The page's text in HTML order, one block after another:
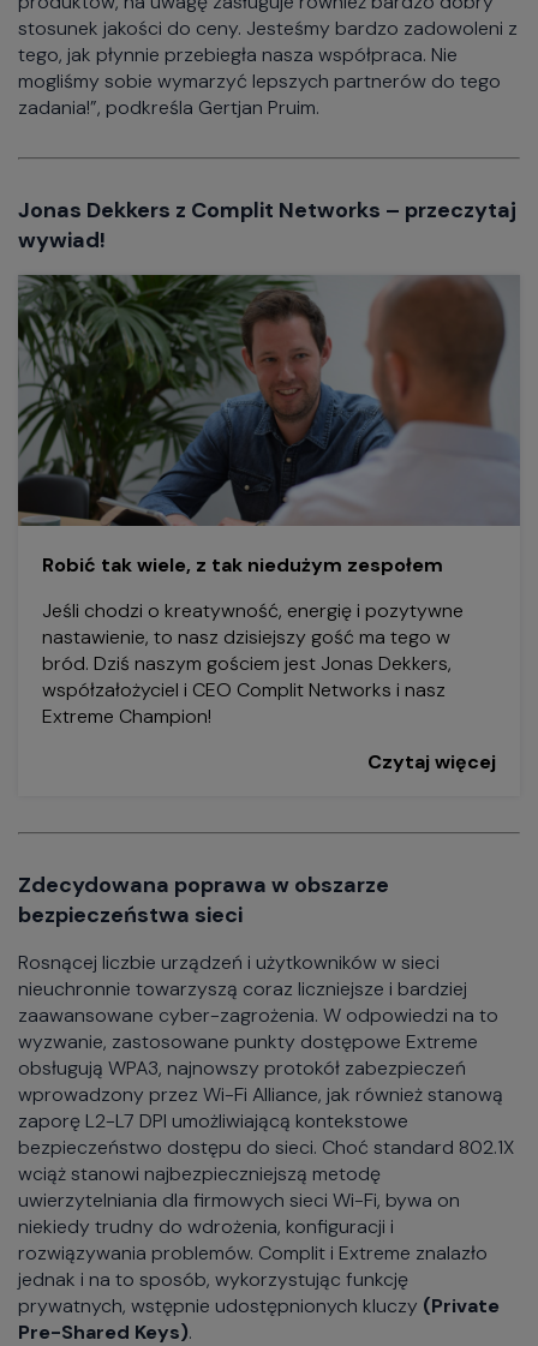
stosunek jakości do ceny. Jesteśmy bardzo zadowoleni z
tego, jak płynnie przebiegła nasza współpraca. Nie
mogliśmy sobie wymarzyć lepszych partnerów do tego
zadania!”, podkreśla Gertjan Pruim.
Jonas Dekkers z Complit Networks – przeczytaj
wywiad!
Robić tak wiele, z tak niedużym zespołem
Jeśli chodzi o kreatywność, energię i pozytywne
nastawienie, to nasz dzisiejszy gość ma tego w
bród. Dziś naszym gościem jest Jonas Dekkers,
współzałożyciel i CEO Complit Networks i nasz
Extreme Champion!
Czytaj więcej
Zdecydowana poprawa w obszarze
bezpieczeństwa sieci
Rosnącej liczbie urządzeń i użytkowników w sieci
nieuchronnie towarzyszą coraz liczniejsze i bardziej
zaawansowane cyber-zagrożenia. W odpowiedzi na to
wyzwanie, zastosowane punkty dostępowe Extreme
obsługują WPA3, najnowszy protokół zabezpieczeń
wprowadzony przez Wi-Fi Alliance, jak również stanową
zaporę L2-L7 DPI umożliwiającą kontekstowe
bezpieczeństwo dostępu do sieci. Choć standard 802.1X
wciąż stanowi najbezpieczniejszą metodę
uwierzytelniania dla firmowych sieci Wi-Fi, bywa on
niekiedy trudny do wdrożenia, konfiguracji i
rozwiązywania problemów. Complit i Extreme znalazło
jednak i na to sposób, wykorzystując funkcję
prywatnych, wstępnie udostępnionych kluczy (Private
Pre-Shared Keys).